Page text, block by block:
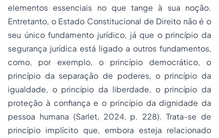
elementos essenciais no que tange à sua noção.
Entretanto, o Estado Constitucional de Direito não é o
seu único fundamento jurídico, já que o princípio da
segurança jurídica está ligado a outros fundamentos,
como, por exemplo, o princípio democrático, o
princípio da separação de poderes, o princípio da
igualdade, o princípio da liberdade, o princípio da
proteção à confiança e o princípio da dignidade da
pessoa humana (Sarlet, 2024, p. 228). Trata-se de
princípio implícito que, embora esteja relacionado